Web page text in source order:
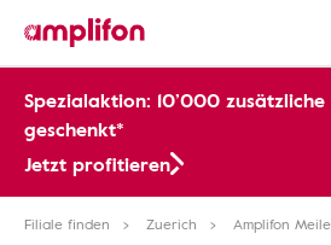
Spezialaktion: 10’000
geschenkt*
Jetzt profitieren
Filiale finden Zuerich Amplifon